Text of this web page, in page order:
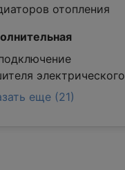
отопления
электрического
еще (21)